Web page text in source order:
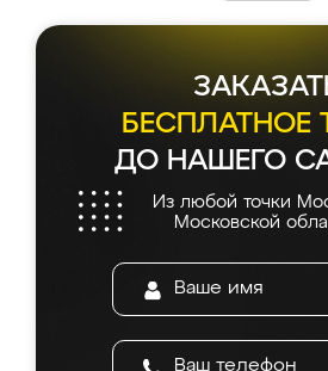
БЕСПЛАТНОЕ
ДО НАШЕГО
Из любой точки
Московской